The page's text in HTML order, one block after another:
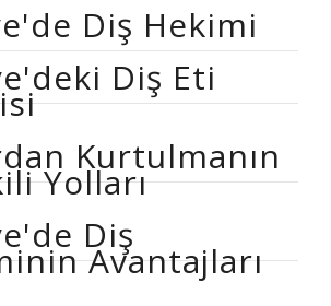
Diş Hekimi
Diş Eti
Kurtulmanın
Yolları
Diş
Avantajları